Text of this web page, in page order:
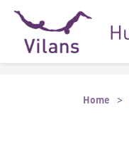
Naar hoofdinhoud
Naar footer
Home